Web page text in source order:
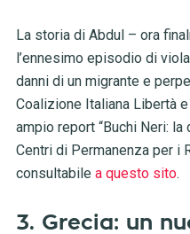
La storia di Abdul – ora
l’ennesimo episodio di
danni di un migrante e
Coalizione Italiana Libertà
ampio report “Buchi Neri:
Centri di Permanenza per i
consultabile a questo sito.
3. Grecia: un